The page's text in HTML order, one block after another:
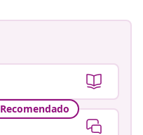
Recomendado